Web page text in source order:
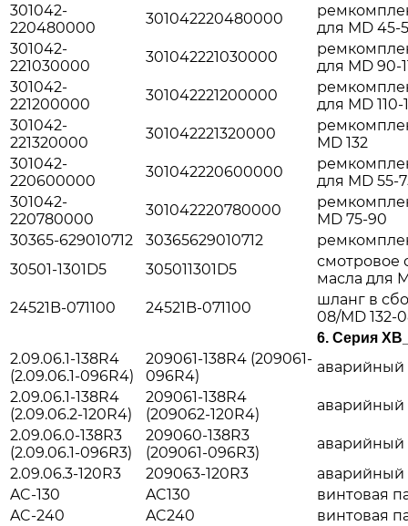
301042-
220480000
301042220480000
для MD 45-
301042-
221030000
301042221030000
для MD 90-
301042-
221200000
301042221200000
для MD 110-
301042-
221320000
301042221320000
MD 132
301042-
220600000
301042220600000
для MD 55-
301042-
220780000
301042220780000
MD 75-90
30365-629010712
30365629010712
30501-1301D5
305011301D5
смотровое
масла для
24521B-071100
24521B-071100
шланг в
08/MD 132-
6. Серия
2.09.06.1-138R4
(2.09.06.1-096R4)
209061-138R4 (209061-
096R4)
аварийный
2.09.06.1-138R4
(2.09.06.2-120R4)
209061-138R4
(209062-120R4)
аварийный
2.09.06.0-138R3
(2.09.06.1-096R3)
209060-138R3
(209061-096R3)
аварийный
2.09.06.3-120R3
209063-120R3
аварийный
AC-130
AC130
винтовая
AC-240
AC240
винтовая